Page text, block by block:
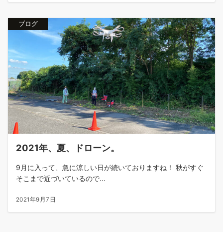
ブログ
2021年、夏、ドローン。
9月に入って、急に涼しい日が続いておりますね！ 秋がすぐ
そこまで近づいているので...
2021年9月7日